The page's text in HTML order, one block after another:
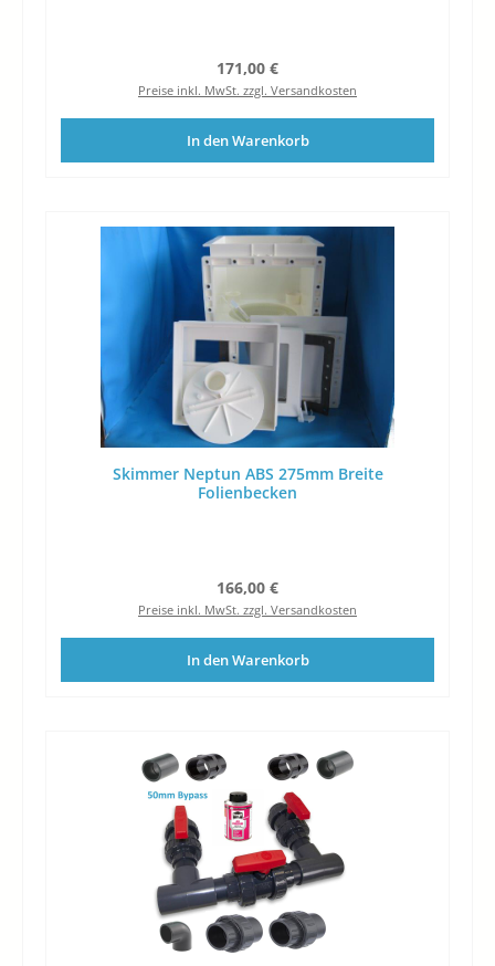
Regulärer Preis:
171,00 €
Preise inkl. MwSt. zzgl. Versandkosten
In den Warenkorb
Skimmer Neptun ABS 275mm Breite
Folienbecken
Regulärer Preis:
166,00 €
Preise inkl. MwSt. zzgl. Versandkosten
In den Warenkorb